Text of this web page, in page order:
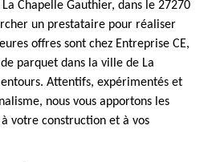
Chapelle Gauthier, dans le 27270
un prestataire pour réaliser
offres sont chez Entreprise CE,
parquet dans la ville de La
Attentifs, expérimentés et
nous vous apportons les
votre construction et à vos